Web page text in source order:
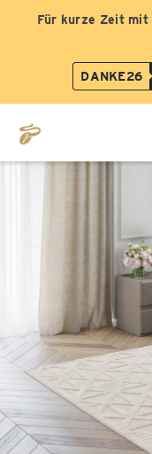
Für kurze Zeit mit
DANKE26